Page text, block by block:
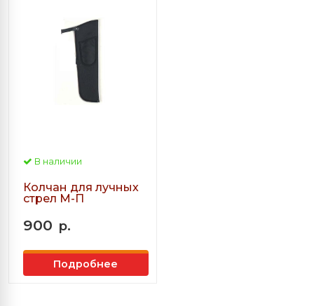
В наличии
Колчан для лучных
стрел М-П
900 р.
Подробнее